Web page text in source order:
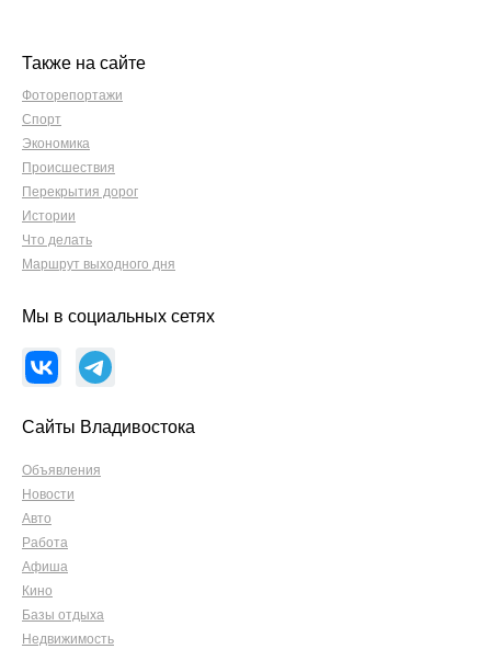
Также на сайте
Фоторепортажи
Спорт
Экономика
Происшествия
Перекрытия дорог
Истории
Что делать
Маршрут выходного дня
Мы в социальных сетях
Сайты Владивостока
Объявления
Новости
Авто
Работа
Афиша
Кино
Базы отдыха
Недвижимость